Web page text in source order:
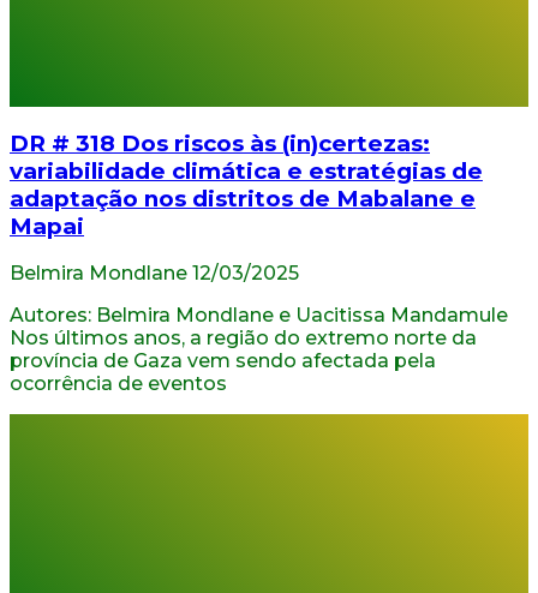
DR # 318 Dos riscos às (in)certezas:
variabilidade climática e estratégias de
adaptação nos distritos de Mabalane e
Mapai
Belmira Mondlane 12/03/2025
Autores: Belmira Mondlane e Uacitissa Mandamule
Nos últimos anos, a região do extremo norte da
província de Gaza vem sendo afectada pela
ocorrência de eventos